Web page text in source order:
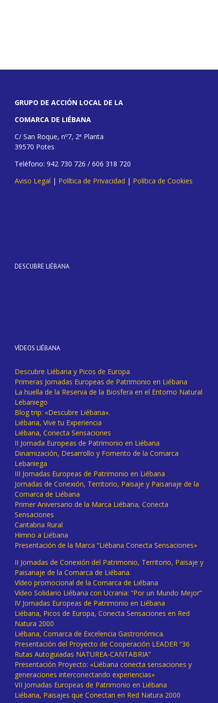
GRUPO DE ACCIÓN LOCAL DE LA
COMARCA DE LIÉBANA
C/ San Roque, nº7, 2ª Planta
39570 Potes
Teléfono: 942 730 726 / 606 318 720
Aviso Legal | Política de Privacidad | Política de Cookies
DESCUBRE LIÉBANA
VÍDEOS LIÉBANA
Descubre Liébana y Picos de Europa
Primeras Jornadas Europeas de Patrimonio en Liébana
La huella de la Reserva de la Biosfera en el Entorno Natural
Lebaniego
Blog trip: «Descubre Liébana».
Liébana, Vive tu Experiencia
Liébana, Conecta Sensaciones
II Jornada Europeas de Patrimonio en Liébana
Dinamización, Desarrollo y Fomento de la Comarca
Lebaniega
III Jornadas Europeas de Patrimonio en Liébana
Jornadas de Conexión, Territorio, Paisaje y Paisanaje de la
Comarca de Liébana
Primer Aniversario de la Marca Liébana, Conecta
Sensaciones
Cantabria Rural
Himno a Liébana
Presentación de la Marca “Liébana Conecta Sensaciones»
II Jornadas de Conexión del Patrimonio, Territorio, Paisaje y
Paisanaje de la Comarca de Liébana.
Vídeo promocional de la Comarca de Liébana
Vídeo Solidario Liébana con Ucrania: “Por un Mundo Mejor”
IV Jornadas Europeas de Patrimonio en Liébana
Liébana, Picos de Europa, Conecta Sensaciones en Red
Natura 2000
Liébana, Comarca de Excelencia Gastronómica.
Presentación del Proyecto de Cooperación LEADER “36
Rutas Autoguiadas NATUREA-CANTABRIA”
Presentación Proyecto: «Liébana conecta sensaciones y
generaciones interconectando experiencias»
VII Jornadas Europeas de Patrimonio en Liébana
Liébana, Paisajes que Conectan en Red Natura 2000